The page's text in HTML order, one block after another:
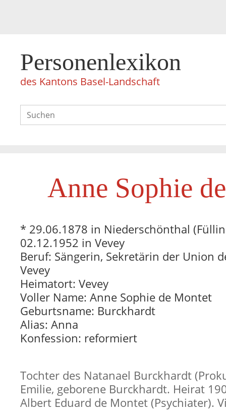
Personenlexikon
des Kantons Basel-Landschaft
Anne Sophie
* 29.06.1878 in Niederschönthal
02.12.1952 in Vevey
Beruf: Sängerin, Sekretärin der Union
Vevey
Heimatort: Vevey
Voller Name: Anne Sophie de Montet
Geburtsname: Burckhardt
Alias: Anna
Konfession: reformiert
Tochter des Natanael Burckhardt
Emilie, geborene Burckhardt. Heirat
Albert Eduard de Montet (Psychiater).